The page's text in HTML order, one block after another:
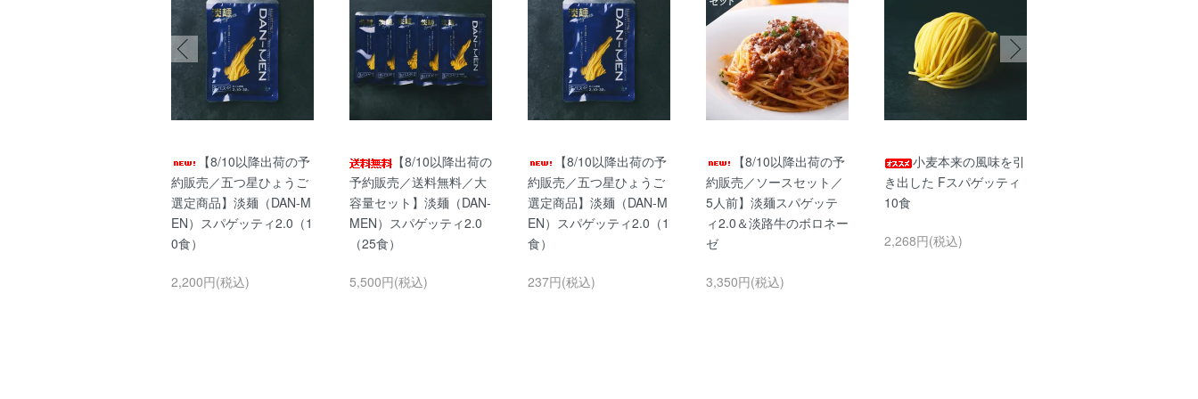
【8/10以降出荷の予
約販売／五つ星ひょうご
選定商品】淡麺（DAN-M
EN）スパゲッティ2.0（1
0食）
2,200円(税込)
【8/10以降出荷の
予約販売／送料無料／大
容量セット】淡麺（DAN-
MEN）スパゲッティ2.0
（25食）
5,500円(税込)
【8/10以降出荷の予
約販売／五つ星ひょうご
選定商品】淡麺（DAN-M
EN）スパゲッティ2.0（1
食）
237円(税込)
【8/10以降出荷の予
約販売／ソースセット／
5人前】淡麺スパゲッテ
ィ2.0＆淡路牛のボロネー
ゼ
3,350円(税込)
小麦本来の風味を引
き出した Fスパゲッティ
10食
2,268円(税込)